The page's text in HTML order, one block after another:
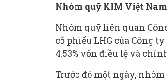
Nhóm quỹ KIM Việt
Nhóm quỹ liên quan
cổ phiếu LHG của Công
4,53% vốn điều lệ và
Trước đó một ngày,